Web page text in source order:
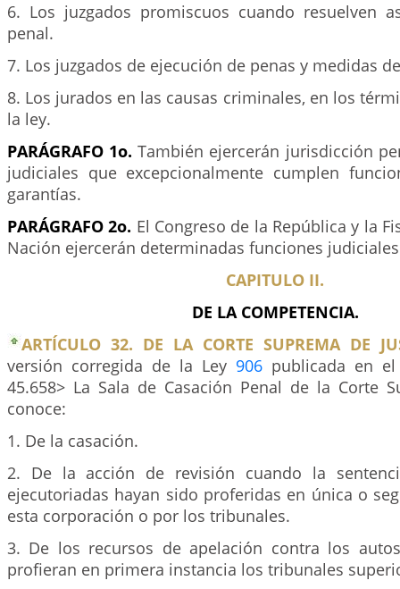
6. Los juzgados promiscuos cuando resuelven
penal.
7. Los juzgados de ejecución de penas y medidas
8. Los jurados en las causas criminales, en los
la ley.
PARÁGRAFO 1o. También ejercerán jurisdicción
judiciales que excepcionalmente cumplen
garantías.
PARÁGRAFO 2o. El Congreso de la República y la
Nación ejercerán determinadas funciones
CAPITULO II.
DE LA COMPETENCIA.
ARTÍCULO 32. DE LA CORTE SUPREMA DE
versión corregida de la Ley 906 publicada en
45.658> La Sala de Casación Penal de la Corte
conoce:
1. De la casación.
2. De la acción de revisión cuando la
ejecutoriadas hayan sido proferidas en única o
esta corporación o por los tribunales.
3. De los recursos de apelación contra los
profieran en primera instancia los tribunales